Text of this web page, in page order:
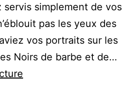
servis simplement de vos
pas les yeux des
vos portraits sur les
Noirs de barbe et de…